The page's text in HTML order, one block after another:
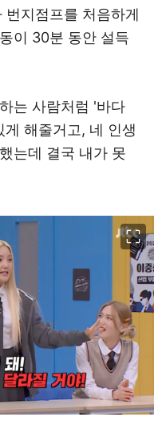
지점프를 처음하게
이 30분 동안 설득
는 사람처럼 '바다
해줄거고, 네 인생
는데 결국 내가 못